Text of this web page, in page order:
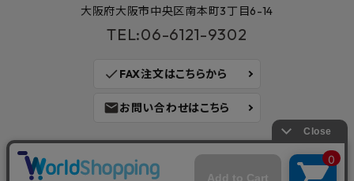
大阪府大阪市中央区南本町3丁目6-14
TEL:06-6121-9302
check FAX注文はこちらから
mailお問い合わせはこちら